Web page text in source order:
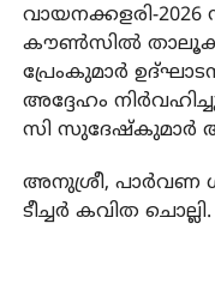
വായനക്കളരി-
കൗണ്‍സില്‍
പ്രേംകുമാര്‍
അദ്ദേഹം
സി സുദേഷ്‌കുമാര്‍
അനുശ്രീ, പാര്‍വണ
ടീച്ചര്‍ കവിത ചൊല്ലി.